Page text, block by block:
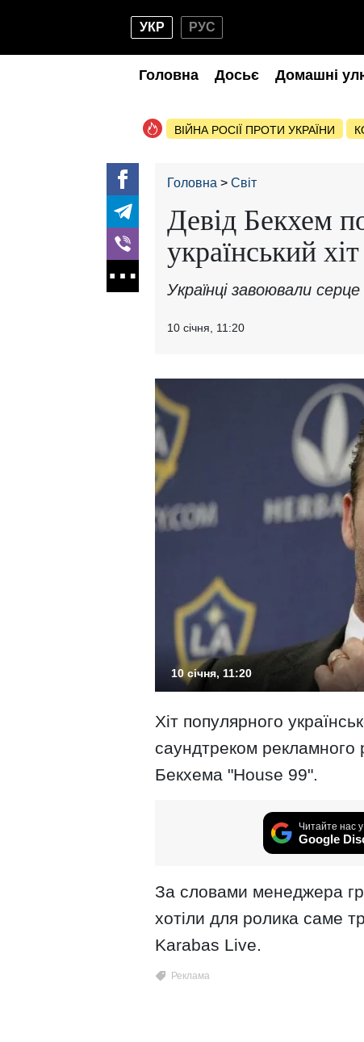
УКР РУС
Головна Досьє Домашні
ВІЙНА РОСІЇ ПРОТИ УКРАЇНИ
Головна Світ
Девід Бекхем
український
Українці завоювали
10 січня, 11:20
10 січня, 11:20
Хіт популярного
саундтреком рекламного
Бекхема "House 99".
Читайте нас у
Google
За словами менеджера
хотіли для ролика саме
Karabas Live.